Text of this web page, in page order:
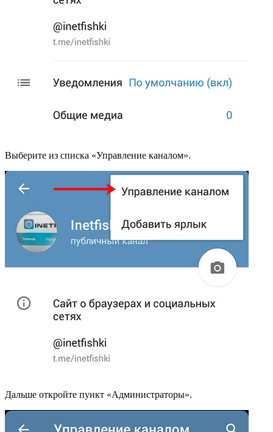
Выберите из списка «Управление каналом».
Дальше откройте пункт «Администраторы».